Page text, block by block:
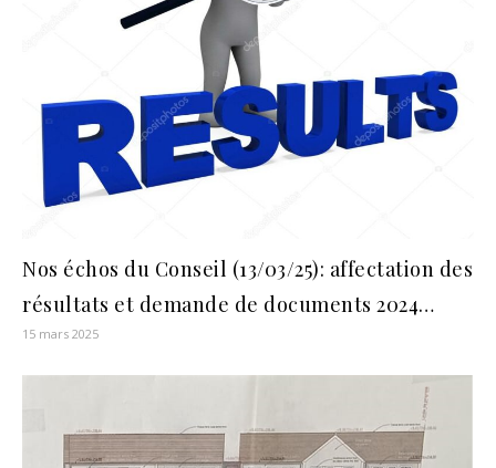
Nos échos du Conseil (13/03/25): affectation des
résultats et demande de documents 2024…
15 mars 2025